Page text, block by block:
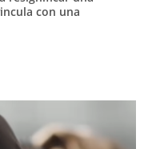
con una